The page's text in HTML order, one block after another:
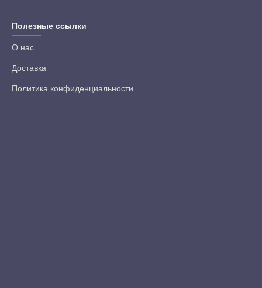
Полезные ссылки
О нас
Доставка
Политика конфиденциальности